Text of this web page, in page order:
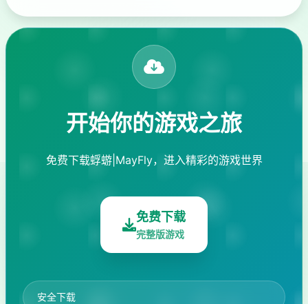
开始你的游戏之旅
免费下载蜉蝣|MayFly，进入精彩的游戏世界
免费下载
完整版游戏
安全下载